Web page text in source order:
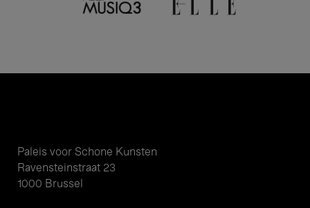
Paleis voor Schone Kunsten
Ravensteinstraat 23
1000 Brussel